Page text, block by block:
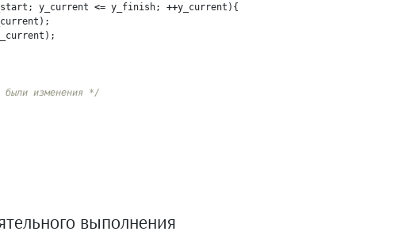
; y_current <= y_finish; ++y_current ){
);
);
были изменения */
выполнения